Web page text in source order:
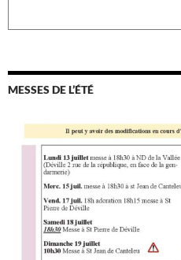
MESSES DE L’ÉTÉ